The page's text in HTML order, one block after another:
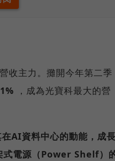
收主力。攤開今年第二季
，成為光寶科最大的營
AI資料中心的動能，成
式電源（Power Shelf）